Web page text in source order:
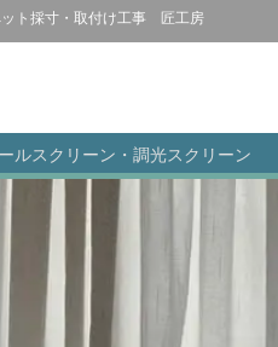
ット採寸・取付け工事 匠工房
イ
ルスクリーン・調光スクリーン